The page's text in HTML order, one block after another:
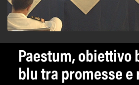
Paestum, obiettivo
blu tra promesse e